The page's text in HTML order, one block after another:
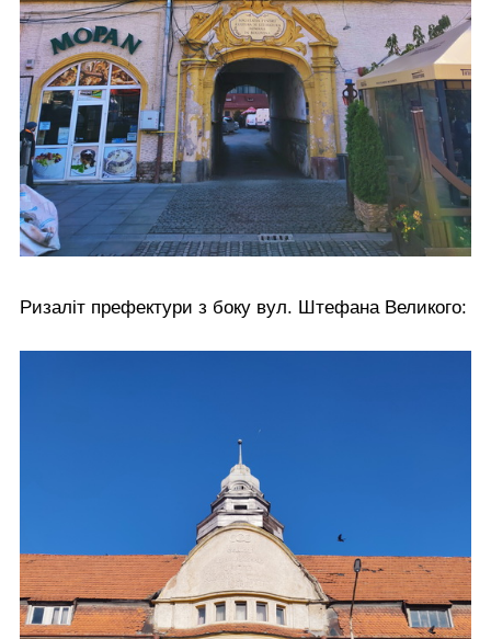
Ризаліт префектури з боку вул. Штефана Великого: